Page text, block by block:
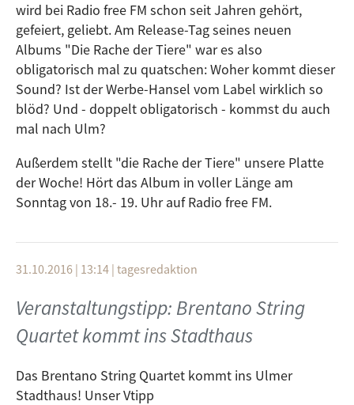
wird bei Radio free FM schon seit Jahren gehört,
gefeiert, geliebt. Am Release-Tag seines neuen
Albums "Die Rache der Tiere" war es also
obligatorisch mal zu quatschen: Woher kommt dieser
Sound? Ist der Werbe-Hansel vom Label wirklich so
blöd? Und - doppelt obligatorisch - kommst du auch
mal nach Ulm?
Außerdem stellt "die Rache der Tiere" unsere Platte
der Woche! Hört das Album in voller Länge am
Sonntag von 18.- 19. Uhr auf Radio free FM.
31.10.2016 | 13:14 | tagesredaktion
Veranstaltungstipp: Brentano String
Quartet kommt ins Stadthaus
Das Brentano String Quartet kommt ins Ulmer
Stadthaus! Unser Vtipp